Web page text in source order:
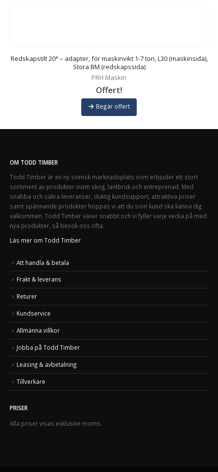
Redskapstilt 20° – adapter, för maskinvikt 1-7 ton, L30 (maskinsida),
Stora BM (redskapssida)
PRH Maskin
Offert!
Begär offert
OM TODD TIMBER
Todd Timber är en ny svensk marknadsplats som erbjuder ett stort
sortiment av produkter inom skog, lantbruk och entreprenad. Med
snabba och säkra leveranser, duktig kundsupport, attraktiva priser
samt spännande produkter hoppas vi att du som kund ska känna dig
välkommen. Todd Timber växer snabbt och vi fyller varje vecka på med
nya produkter, så besök oss ofta.
Läs mer om Todd Timber
Att handla & betala
Frakt & leverans
Returer
Kundservice
Allmänna villkor
Jobba på Todd Timber
Leasing & avbetalning
Tillverkare
PRISER
Alla priser visas exklusive moms.